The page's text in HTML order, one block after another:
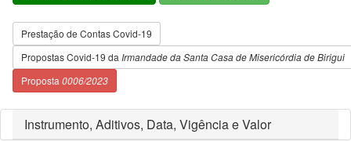
Prestação de Contas Covid-19
Propostas Covid-19 da Irmandade da Santa Casa de Misericórdia de Birigui
Proposta 0006/2023
Instrumento, Aditivos, Data, Vigência e Valor